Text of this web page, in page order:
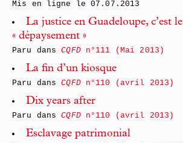
Mis en ligne le07.07.2013
La justice en Guadeloupe, c’est le
« dépaysement »
Paru dansCQFDn°111 (Mai 2013)
La fin d’un kiosque
Paru dansCQFDn°110 (avril 2013)
Dix years after
Paru dansCQFDn°110 (avril 2013)
Esclavage patrimonial